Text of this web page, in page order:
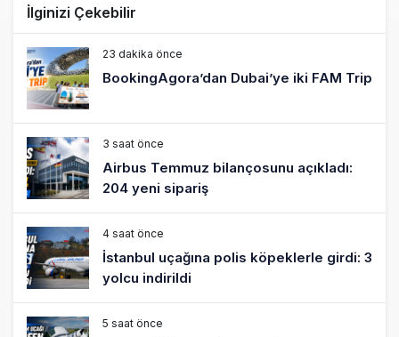
İlginizi Çekebilir
23 dakika önce
BookingAgora’dan Dubai’ye iki FAM Trip
3 saat önce
Airbus Temmuz bilançosunu açıkladı:
204 yeni sipariş
4 saat önce
İstanbul uçağına polis köpeklerle girdi: 3
yolcu indirildi
5 saat önce